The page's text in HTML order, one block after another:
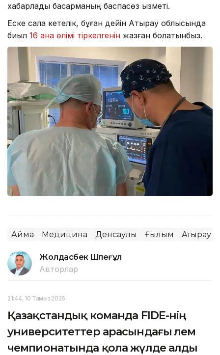
хабарлады басқарманың баспасөз қызметі.
Еске сала кетелік, бұған дейін Атырау облысында
биыл 16 ана өлімі тіркелгенін жазған болатынбыз.
Аймақ Медицина Денсаулық Ғылым Атырау
Жолдасбек Шөпеғұл
Авторлар
21:44, 10 Тамыз 2026
Қазақстандық команда FIDE-нің
университеттер арасындағы әлем
чемпионатында қола жүлде алды